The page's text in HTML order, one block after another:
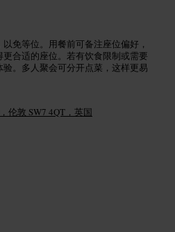
免等位。用餐前可备注座位偏好，
合适的座位。若有饮食限制或需要
。多人聚会可分开点菜，这样更易
伦敦 SW7 4QT，英国